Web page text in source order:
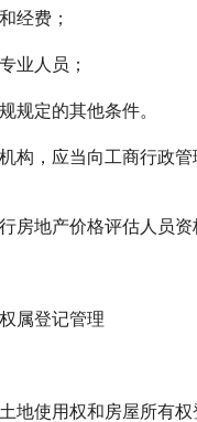
经费；
业人员；
规定的其他条件。
构，应当向工商行政
房地产价格评估人员资
登记管理
地使用权和房屋所有权